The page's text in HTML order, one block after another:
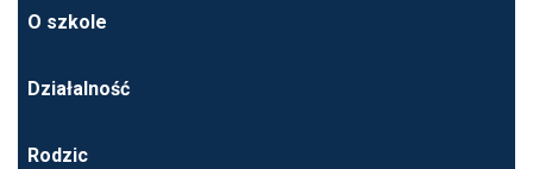
O szkole
Działalność
Rodzic